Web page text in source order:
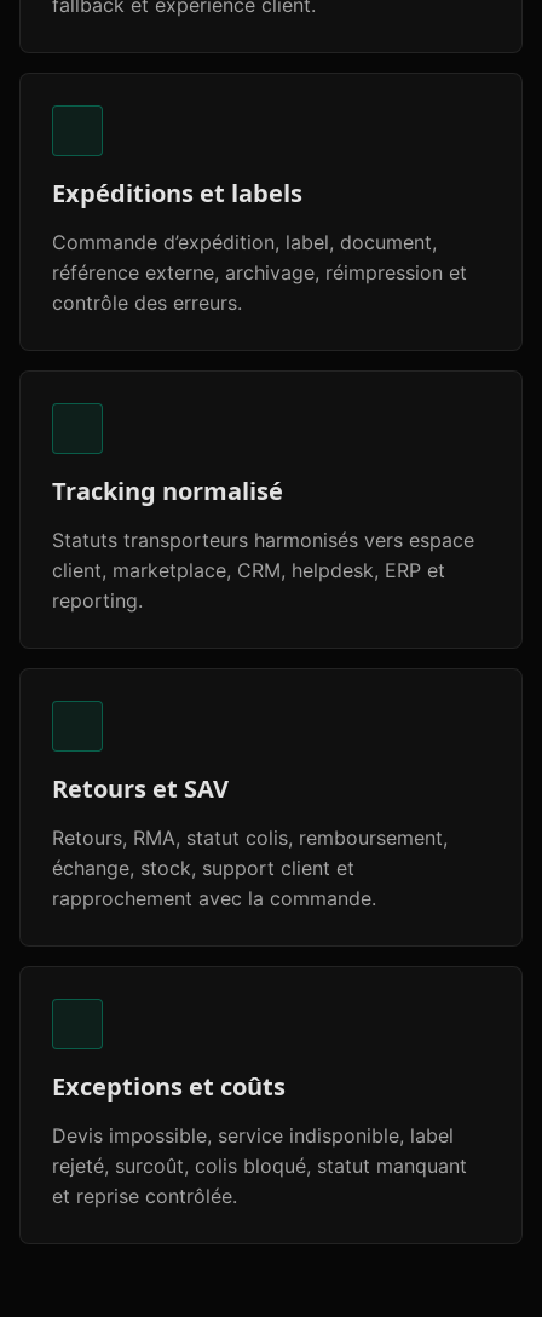
fallback et expérience client.
Expéditions et labels
Commande d’expédition, label, document,
référence externe, archivage, réimpression et
contrôle des erreurs.
Tracking normalisé
Statuts transporteurs harmonisés vers espace
client, marketplace, CRM, helpdesk, ERP et
reporting.
Retours et SAV
Retours, RMA, statut colis, remboursement,
échange, stock, support client et
rapprochement avec la commande.
Exceptions et coûts
Devis impossible, service indisponible, label
rejeté, surcoût, colis bloqué, statut manquant
et reprise contrôlée.